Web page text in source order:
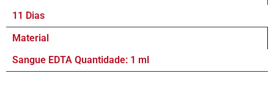
11 Dias
Material
Sangue EDTA Quantidade: 1 ml